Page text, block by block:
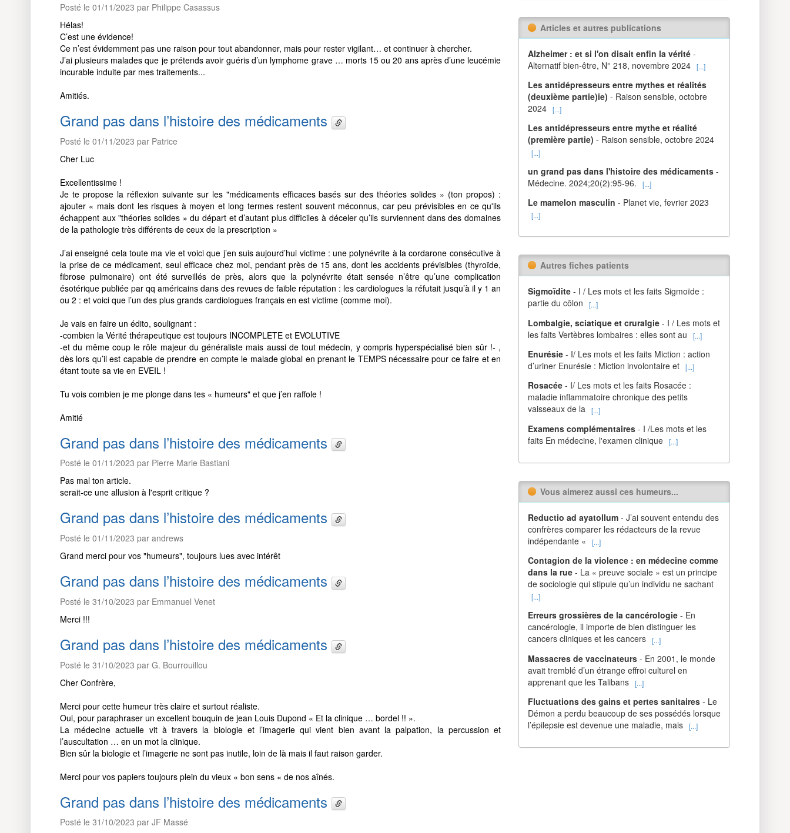
Posté le 01/11/2023 par Philippe Casassus
Hélas!
C’est une évidence!
Ce n’est évidemment pas une raison pour tout abandonner, mais pour rester vigilant… et continuer à chercher.
J’ai plusieurs malades que je prétends avoir guéris d’un lymphome grave … morts 15 ou 20 ans après d’une leucémie
incurable induite par mes traitements...
Amitiés.
Grand pas dans l’histoire des médicaments
Posté le 01/11/2023 par Patrice
Cher Luc
Excellentissime !
Je te propose la réflexion suivante sur les "médicaments efficaces basés sur des théories solides » (ton propos) :
ajouter « mais dont les risques à moyen et long termes restent souvent méconnus, car peu prévisibles en ce qu'ils
échappent aux "théories solides » du départ et d’autant plus difficiles à déceler qu’ils surviennent dans des domaines
de la pathologie très différents de ceux de la prescription »
J’ai enseigné cela toute ma vie et voici que j’en suis aujourd’hui victime : une polynévrite à la cordarone consécutive à
la prise de ce médicament, seul efficace chez moi, pendant près de 15 ans, dont les accidents prévisibles (thyroïde,
fibrose pulmonaire) ont été surveillés de près, alors que la polynévrite était sensée n’être qu’une complication
ésotérique publiée par qq américains dans des revues de faible réputation : les cardiologues la réfutait jusqu’à il y 1 an
ou 2 : et voici que l’un des plus grands cardiologues français en est victime (comme moi).
Je vais en faire un édito, soulignant :
-combien la Vérité thérapeutique est toujours INCOMPLETE et EVOLUTIVE
-et du même coup le rôle majeur du généraliste mais aussi de tout médecin, y compris hyperspécialisé bien sûr !- ,
dès lors qu’il est capable de prendre en compte le malade global en prenant le TEMPS nécessaire pour ce faire et en
étant toute sa vie en EVEIL !
Tu vois combien je me plonge dans tes « humeurs" et que j’en raffole !
Amitié
Grand pas dans l’histoire des médicaments
Posté le 01/11/2023 par Pierre Marie Bastiani
Pas mal ton article.
serait-ce une allusion à l'esprit critique ?
Grand pas dans l’histoire des médicaments
Posté le 01/11/2023 par andrews
Grand merci pour vos "humeurs", toujours lues avec intérêt
Grand pas dans l’histoire des médicaments
Posté le 31/10/2023 par Emmanuel Venet
Merci !!!
Grand pas dans l’histoire des médicaments
Posté le 31/10/2023 par G. Bourrouillou
Cher Confrère,
Merci pour cette humeur très claire et surtout réaliste.
Oui, pour paraphraser un excellent bouquin de jean Louis Dupond « Et la clinique … bordel !! ».
La médecine actuelle vit à travers la biologie et l’imagerie qui vient bien avant la palpation, la percussion et
l’auscultation … en un mot la clinique.
Bien sûr la biologie et l’imagerie ne sont pas inutile, loin de là mais il faut raison garder.
Merci pour vos papiers toujours plein du vieux « bon sens « de nos aînés.
Grand pas dans l’histoire des médicaments
Posté le 31/10/2023 par JF Massé
Articles et autres publications
Alzheimer : et si l'on disait enfin la vérité -
Alternatif bien-être, N° 218, novembre 2024 [...]
Les antidépresseurs entre mythes et réalités
(deuxième partie)ie) - Raison sensible, octobre
2024 [...]
Les antidépresseurs entre mythe et réalité
(première partie) - Raison sensible, octobre 2024
[...]
un grand pas dans l'histoire des médicaments -
Médecine. 2024;20(2):95-96.
[...]
Le mamelon masculin - Planet vie, fevrier 2023
[...]
Autres fiches patients
Sigmoïdite - I / Les mots et les faits Sigmoïde :
partie du côlon
[...]
Lombalgie, sciatique et cruralgie - I / Les mots et
les faits Vertèbres lombaires : elles sont au
[...]
Enurésie - I/ Les mots et les faits Miction : action
d’uriner Enurésie : Miction involontaire et [...]
Rosacée - I/ Les mots et les faits Rosacée :
maladie inflammatoire chronique des petits
vaisseaux de la [...]
Examens complémentaires - I /Les mots et les
faits En médecine, l'examen clinique [...]
Vous aimerez aussi ces humeurs...
Reductio ad ayatollum - J’ai souvent entendu des
confrères comparer les rédacteurs de la revue
indépendante «
[...]
Contagion de la violence : en médecine comme
dans la rue - La « preuve sociale » est un principe
de sociologie qui stipule qu’un individu ne sachant
[...]
Erreurs grossières de la cancérologie - En
cancérologie, il importe de bien distinguer les
cancers cliniques et les cancers [...]
Massacres de vaccinateurs - En 2001, le monde
avait tremblé d’un étrange effroi culturel en
apprenant que les Talibans [...]
Fluctuations des gains et pertes sanitaires - Le
Démon a perdu beaucoup de ses possédés lorsque
l’épilepsie est devenue une maladie, mais [...]